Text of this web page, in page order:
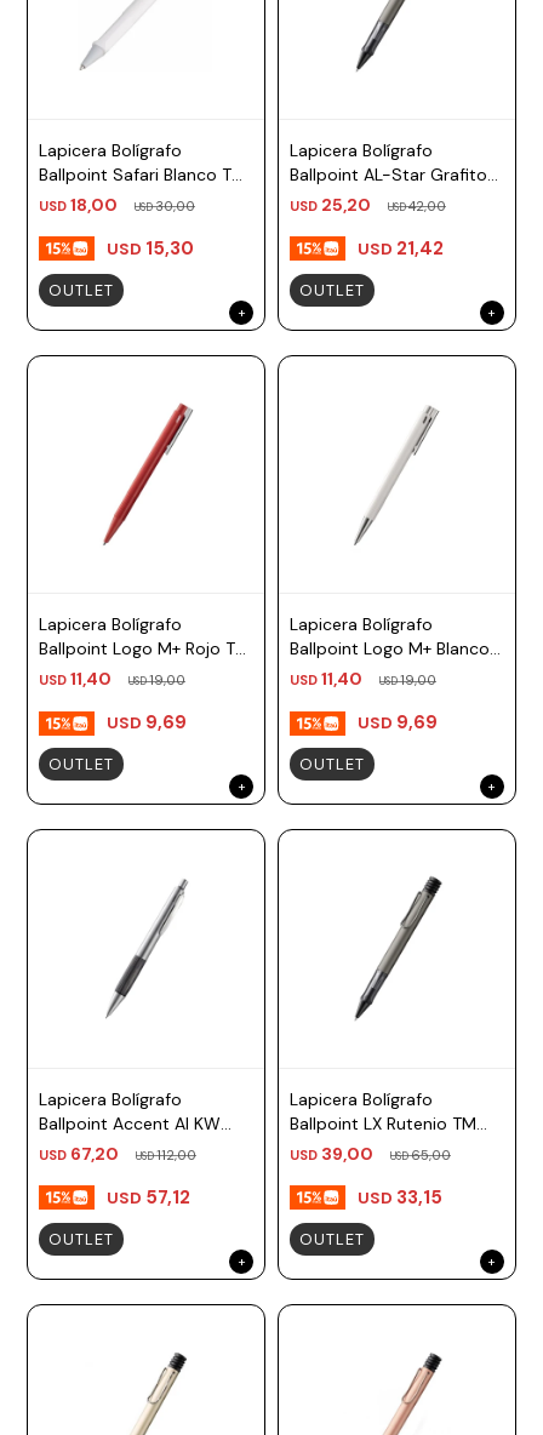
Lapicera Bolígrafo
Ballpoint Safari Blanco TM
negro, azul Lamy
USD 18,00 USD30,00
USD 15,30
OUTLET
Lapicera Bolígrafo
Ballpoint AL-Star Grafito
TM negro Lamy
USD 25,20 USD42,00
USD 21,42
OUTLET
Lapicera Bolígrafo
Ballpoint Logo M+ Rojo TM
negro Lamy
USD 11,40 USD19,00
USD 9,69
OUTLET
Lapicera Bolígrafo
Ballpoint Logo M+ Blanco
TM negro Lamy
USD 11,40 USD19,00
USD 9,69
OUTLET
Lapicera Bolígrafo
Ballpoint Accent Al KW
Plateado Madera TM
USD 67,20 USD112,00
USD 57,12
OUTLET
Lapicera Bolígrafo
Ballpoint LX Rutenio TM
negro Lamy
USD 39,00 USD65,00
USD 33,15
OUTLET